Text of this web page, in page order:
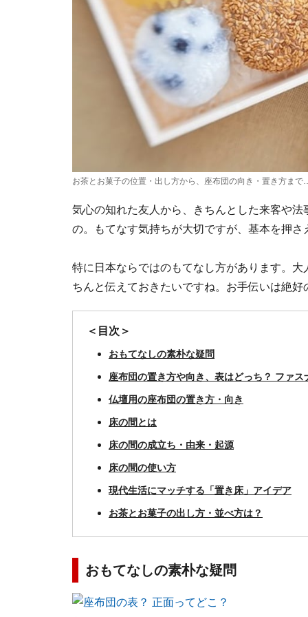
お茶とお菓子の位置・出し方から、座布団の向き・置き方ま
気心の知れた友人から、きちんとした来客や
の。もてなす気持ちが大切ですが、基本を押
特に日本ならではのもてなし方があります。
ちんと伝えておきたいですね。お手伝いは絶
＜目次＞
おもてなしの素朴な疑問
座布団の置き方や向き、表はどっち？ ファス
仏壇用の座布団の置き方・向き
床の間とは
床の間の成立ち・由来・起源
床の間の使い方
現代生活にマッチする「置き床」アイデア
お茶とお菓子の出し方・並べ方は？
おもてなしの素朴な疑問